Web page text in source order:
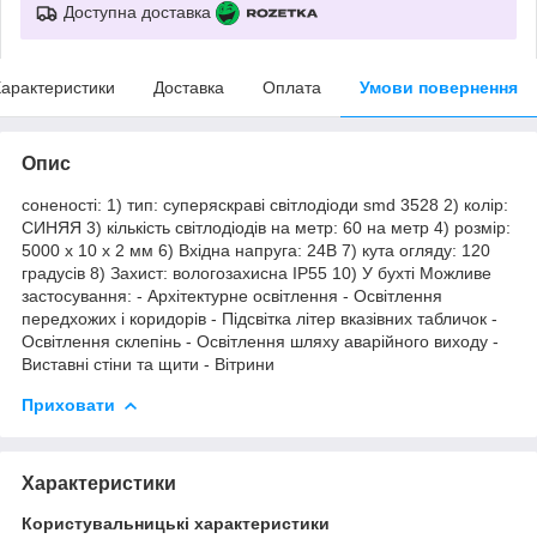
Доступна доставка
Доставка Оплата Умови повернення
Опис
соненості: 1) тип: суперяскраві світлодіоди smd 3528 2) колір:
СИНЯЯ 3) кількість світлодіодів на метр: 60 на метр 4) розмір:
5000 х 10 х 2 мм 6) Вхідна напруга: 24В 7) кута огляду: 120
градусів 8) Захист: вологозахисна IP55 10) У бухті Можливе
застосування: - Архітектурне освітлення - Освітлення
передхожих і коридорів - Підсвітка літер вказівних табличок -
Освітлення склепінь - Освітлення шляху аварійного виходу -
Виставні стіни та щити - Вітрини
Приховати
Характеристики
Користувальницькі характеристики